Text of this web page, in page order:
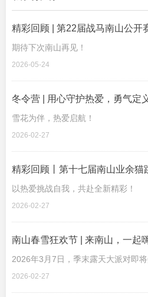
精彩回顾 | 第22届战马南山公开
期待下次南山再见！
2026-05-24
冬令营 | 用心守护热爱，勇气定
雪花为伴，热爱启航！
2026-02-27
精彩回顾丨第十七届南山业余猫
以热爱挑战自我，共赴全新精彩！
2026-02-27
南山春雪狂欢节 | 来南山，一起
2026年3月7日，季末露天大派对即将
2026-02-27